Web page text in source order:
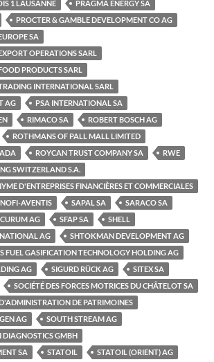
1 LAUSANNE
PRAGMA ENERGY SA
PROCTER & GAMBLE DEVELOPMENT CO AG
SA
OPERATIONS SARL
PRODUCTS SARL
INTERNATIONAL SARL
AG
PSA INTERNATIONAL SA
RIMACO SA
ROBERT BOSCH AG
ROTHMANS OF PALL MALL LIMITED
ROYCAN TRUST COMPANY SA
RWE
SWITZERLAND S.A.
D'ENTREPRISES FINANCIÈRES ET COMMERCIALES
AVENTIS SAPAL SA
SARACO SA
AG SFAP SA
SHELL
AG
SHTOKMAN DEVELOPMENT AG
FUEL GASIFICATION TECHNOLOGY HOLDING AG
AG
SIGURD RÜCK AG
SITEX SA
SOCIÉTÉ DES FORCES MOTRICES DU CHÂTELOT SA
DE PATRIMOINES
AG
SOUTH STREAM AG
DIAGNOSTICS GMBH
SA
STATOIL
STATOIL (ORIENT) AG